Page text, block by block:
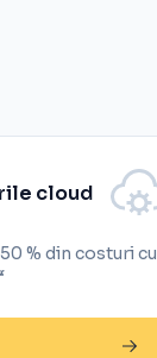
cloud
% din costuri cu